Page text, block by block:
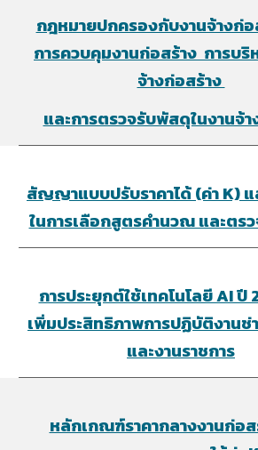
กฎหมายปกครองกับงานจ้างก่
การควบคุมงานก่อสร้าง การบ
จ้างก่อสร้าง
และการตรวจรับพัสดุในงานจ้
สัญญาแบบปรับราคาได้ (ค่า K) แ
ในการเลือกสูตรคำนวณ และตร
การประยุกต์ใช้เทคโนโลยี AI ปี
เพิ่มประสิทธิภาพการปฏิบัติงานช่
และงานราชการ
หลักเกณฑ์ราคากลางงานก่อ